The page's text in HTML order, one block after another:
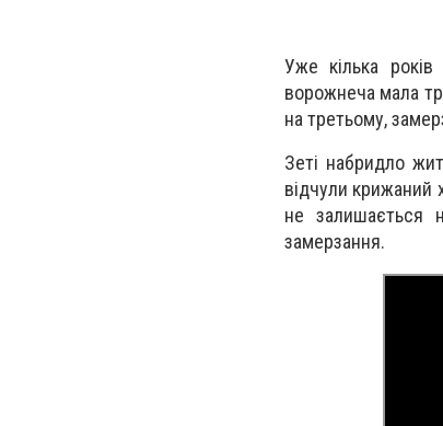
Уже кілька
ворожнеча мала
на третьому,
Зеті набридло
відчули крижаний
не залишається
замерзання.